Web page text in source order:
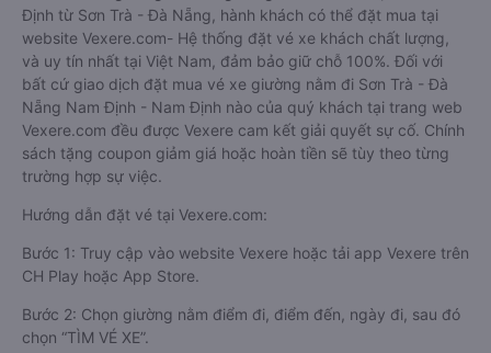
Định từ Sơn Trà - Đà Nẵng, hành khách có thể đặt mua tại
website Vexere.com- Hệ thống đặt vé xe khách chất lượng,
và uy tín nhất tại Việt Nam, đảm bảo giữ chỗ 100%. Đối với
bất cứ giao dịch đặt mua vé xe giường nằm đi Sơn Trà - Đà
Nẵng Nam Định - Nam Định nào của quý khách tại trang web
Vexere.com đều được Vexere cam kết giải quyết sự cố. Chính
sách tặng coupon giảm giá hoặc hoàn tiền sẽ tùy theo từng
trường hợp sự việc.
Hướng dẫn đặt vé tại Vexere.com:
Bước 1: Truy cập vào website Vexere hoặc tải app Vexere trên
CH Play hoặc App Store.
Bước 2: Chọn giường nằm điểm đi, điểm đến, ngày đi, sau đó
chọn “TÌM VÉ XE”.